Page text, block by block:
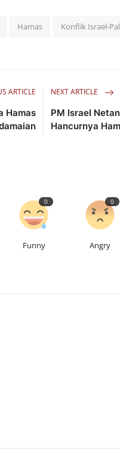
Hamas Konflik Israel-
ARTICLE
Hamas
NEXT ARTICLE
PM Israel
Hancurnya
0
Funny
0
Angry